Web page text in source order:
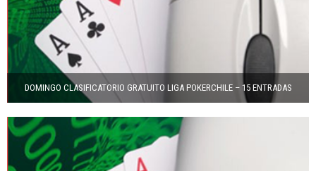
DOMINGO CLASIFICATORIO GRATUITO LIGA POKERCHILE – 15 ENTRADAS